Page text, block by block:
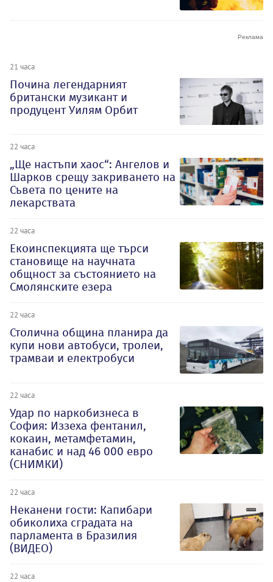
21 часа
Почина легендарният
британски музикант и
продуцент Уилям Орбит
22 часа
„Ще настъпи хаос“: Ангелов и
Шарков срещу закриването на
Съвета по цените на
лекарствата
22 часа
Екоинспекцията ще търси
становище на научната
общност за състоянието на
Смолянските езера
22 часа
Столична община планира да
купи нови автобуси, тролеи,
трамваи и електробуси
22 часа
Удар по наркобизнеса в
София: Иззеха фентанил,
кокаин, метамфетамин,
канабис и над 46 000 евро
(СНИМКИ)
22 часа
Неканени гости: Капибари
обиколиха сградата на
парламента в Бразилия
(ВИДЕО)
22 часа